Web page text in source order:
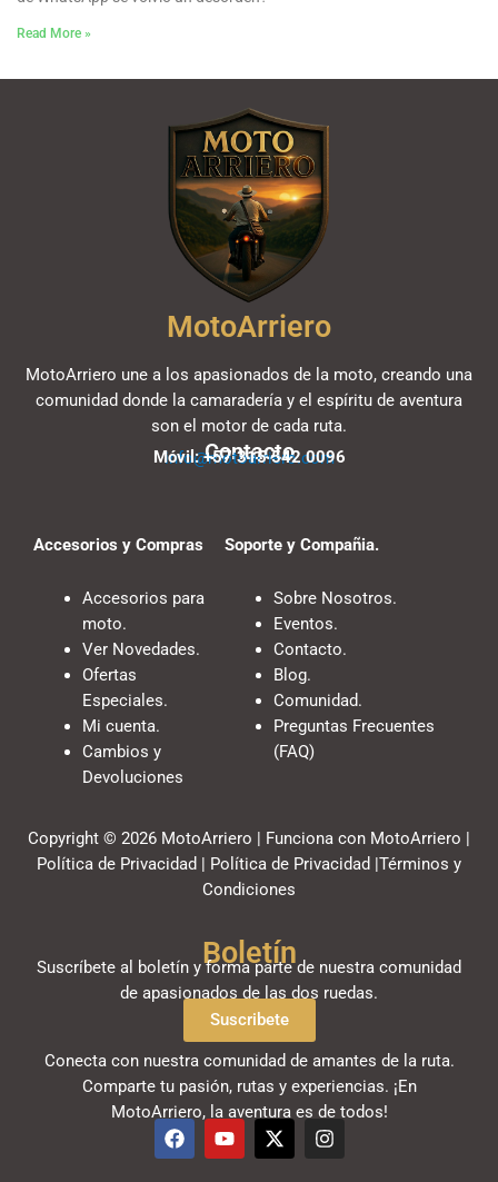
Read More »
MotoArriero
MotoArriero une a los apasionados de la moto, creando una
comunidad donde la camaradería y el espíritu de aventura
son el motor de cada ruta.
Contacto
info@motoarriero.com
Móvil: +57 315 542 0096
Accesorios y Compras
Accesorios para
moto.
Ver Novedades.
Ofertas
Especiales.
Mi cuenta.
Cambios y
Devoluciones
Soporte y Compañia.
Sobre Nosotros.
Eventos.
Contacto.
Blog.
Comunidad.
Preguntas Frecuentes
(FAQ)
Copyright © 2026 MotoArriero | Funciona con MotoArriero |
Política de Privacidad | Política de Privacidad |Términos y
Condiciones
Boletín
Suscríbete al boletín y forma parte de nuestra comunidad
de apasionados de las dos ruedas.
Suscribete
Conecta con nuestra comunidad de amantes de la ruta.
Comparte tu pasión, rutas y experiencias. ¡En
MotoArriero, la aventura es de todos!
F
a
c
Y
o
u
X
-
t
I
n
s